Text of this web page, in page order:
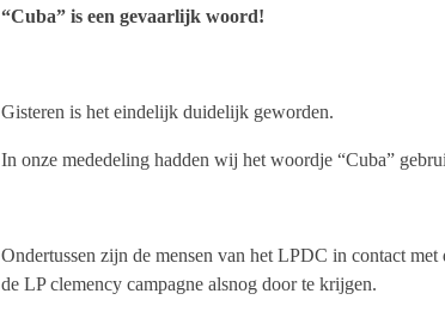
“Cuba” is een gevaarlijk woord!
Gisteren is het eindelijk duidelijk geworden.
In onze mededeling hadden wij het woordje “Cuba”
Ondertussen zijn de mensen van het LPDC in contact
de LP clemency campagne alsnog door te krijgen.